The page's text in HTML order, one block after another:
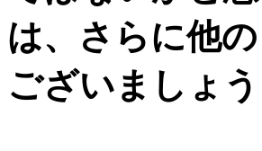
は、さらに他
ございましょう